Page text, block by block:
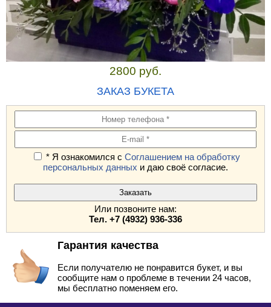
2800 руб.
ЗАКАЗ БУКЕТА
* Я ознакомился с Соглашением на обработку
персональных данных и даю своё согласие.
Или позвоните нам:
Тел. +7 (4932) 936-336
Гарантия качества
Если получателю не понравится букет, и вы
сообщите нам о проблеме в течении 24 часов,
мы бесплатно поменяем его.